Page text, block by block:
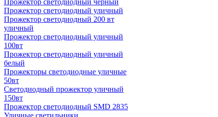
Прожектор светодиодный черный
Прожектор светодиодный уличный
Прожектор светодиодный 200 вт
уличный
Прожектор светодиодный уличный
100вт
Прожектор светодиодный уличный
белый
Прожекторы светодиодные уличные
50вт
Светодиодный прожектор уличный
150вт
Прожектор светодиодный SMD 2835
Уличные светильники